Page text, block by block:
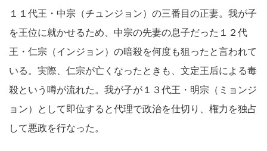
１１代王・中宗（チュンジョン）の三番目の正妻。我が子
を王位に就かせるため、中宗の先妻の息子だった１２代
王・仁宗（インジョン）の暗殺を何度も狙ったと言われて
いる。実際、仁宗が亡くなったときも、文定王后による毒
殺という噂が流れた。我が子が１３代王・明宗（ミョンジ
ョン）として即位すると代理で政治を仕切り、権力を独占
して悪政を行なった。